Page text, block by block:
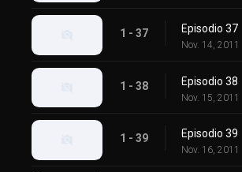
1 - 37 Episodio 37
Nov. 14, 2011
1 - 38 Episodio 38
Nov. 15, 2011
1 - 39 Episodio 39
Nov. 16, 2011